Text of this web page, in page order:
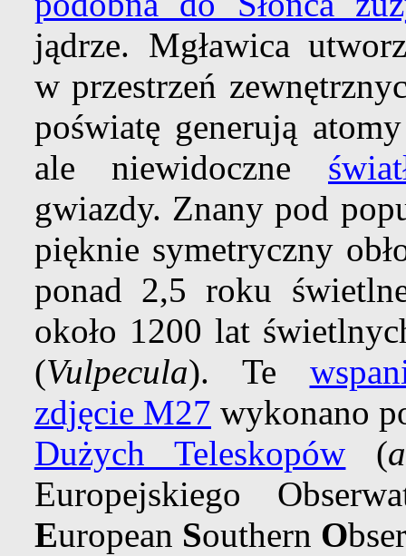
jądrze. Mgławica
w przestrzeń
poświatę generują
ale niewidoczne
gwiazdy. Znany pod
pięknie symetryczny
ponad 2,5 roku
około 1200 lat
(Vulpecula). Te
zdjęcie M27 wykonano
Dużych Teleskopów (
Europejskiego
European Southern O